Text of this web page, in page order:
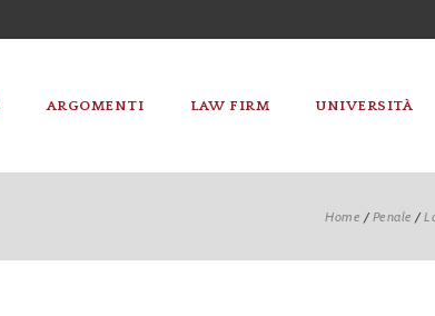
ARGOMENTI LAW FIRM UNIVERSITÀ
Home /Penale /